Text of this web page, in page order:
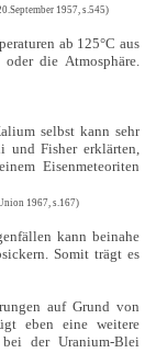
1957, s.545)
ab 125°C aus
die Atmosphäre.
selbst kann sehr
und Fisher erklärten,
Eisenmeteoriten
1967, s.167)
kann beinahe
Somit trägt es
auf Grund von
eben eine weitere
der Uranium-Blei